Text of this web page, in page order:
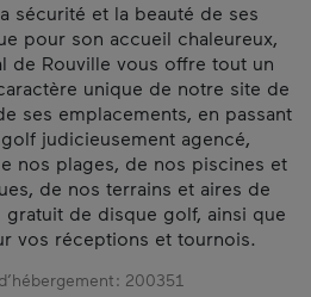
sécurité et la beauté de ses
pour son accueil chaleureux,
de Rouville vous offre tout un
unique de notre site de
ses emplacements, en passant
judicieusement agencé,
nos plages, de nos piscines et
de nos terrains et aires de
de disque golf, ainsi que
vos réceptions et tournois.
: 200351